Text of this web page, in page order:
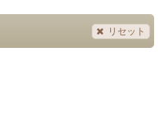
リセット